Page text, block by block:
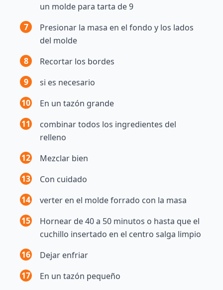
un molde para tarta de 9
7
Presionar la masa en el fondo y los lados
del molde
8
Recortar los bordes
9
si es necesario
10
En un tazón grande
11
combinar todos los ingredientes del
relleno
12
Mezclar bien
13
Con cuidado
14
verter en el molde forrado con la masa
15
Hornear de 40 a 50 minutos o hasta que el
cuchillo insertado en el centro salga limpio
16
Dejar enfriar
17
En un tazón pequeño